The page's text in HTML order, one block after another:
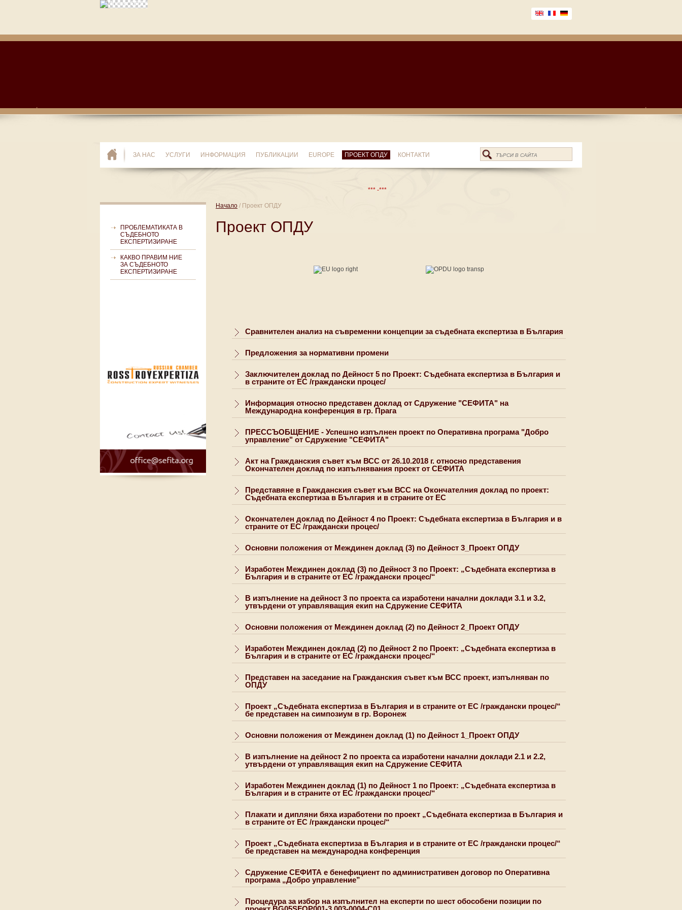
ЗА НАС УСЛУГИ ИНФОРМАЦИЯ ПУБЛИКАЦИИ EUROPE ПРОЕКТ ОПДУ КОНТАКТИ
*** -***
ПРОБЛЕМАТИКАТА В
СЪДЕБНОТО
ЕКСПЕРТИЗИРАНЕ
КАКВО ПРАВИМ НИЕ
ЗА СЪДЕБНОТО
ЕКСПЕРТИЗИРАНЕ
Начало / Проект ОПДУ
Проект ОПДУ
Сравнителен анализ на съвременни концепции за съдебната експертиза в България
Предложения за нормативни промени
Заключителен доклад по Дейност 5 по Проект: Съдебната експертиза в България и
в страните от ЕС /граждански процес/
Информация относно представен доклад от Сдружение "СЕФИТА" на
Международна конференция в гр. Прага
ПРЕССЪОБЩЕНИЕ - Успешно изпълнен проект по Оперативна програма "Добро
управление" от Сдружение "СЕФИТА"
Акт на Гражданския съвет към ВСС от 26.10.2018 г. относно представения
Окончателен доклад по изпълнявания проект от СЕФИТА
Представяне в Гражданския съвет към ВСС на Окончателния доклад по проект:
Съдебната експертиза в България и в страните от ЕС
Окончателен доклад по Дейност 4 по Проект: Съдебната експертиза в България и в
страните от ЕС /граждански процес/
Основни положения от Междинен доклад (3) по Дейност 3_Проект ОПДУ
Изработен Междинен доклад (3) по Дейност 3 по Проект: „Съдебната експертиза в
България и в страните от ЕС /граждански процес/“
В изпълнение на дейност 3 по проекта са изработени начални доклади 3.1 и 3.2,
утвърдени от управляващия екип на Сдружение СЕФИТА
Основни положения от Междинен доклад (2) по Дейност 2_Проект ОПДУ
Изработен Междинен доклад (2) по Дейност 2 по Проект: „Съдебната експертиза в
България и в страните от ЕС /граждански процес/“
Представен на заседание на Гражданския съвет към ВСС проект, изпълняван по
ОПДУ
Проект „Съдебната експертиза в България и в страните от ЕС /граждански процес/“
бе представен на симпозиум в гр. Воронеж
Основни положения от Междинен доклад (1) по Дейност 1_Проект ОПДУ
В изпълнение на дейност 2 по проекта са изработени начални доклади 2.1 и 2.2,
утвърдени от управляващия екип на Сдружение СЕФИТА
Изработен Междинен доклад (1) по Дейност 1 по Проект: „Съдебната експертиза в
България и в страните от ЕС /граждански процес/“
Плакати и дипляни бяха изработени по проект „Съдебната експертиза в България и
в страните от ЕС /граждански процес/“
Проект „Съдебната експертиза в България и в страните от ЕС /граждански процес/“
бе представен на международна конференция
Сдружение СЕФИТА е бенефициент по административен договор по Оперативна
програма „Добро управление”
Процедура за избор на изпълнител на експерти по шест обособени позиции по